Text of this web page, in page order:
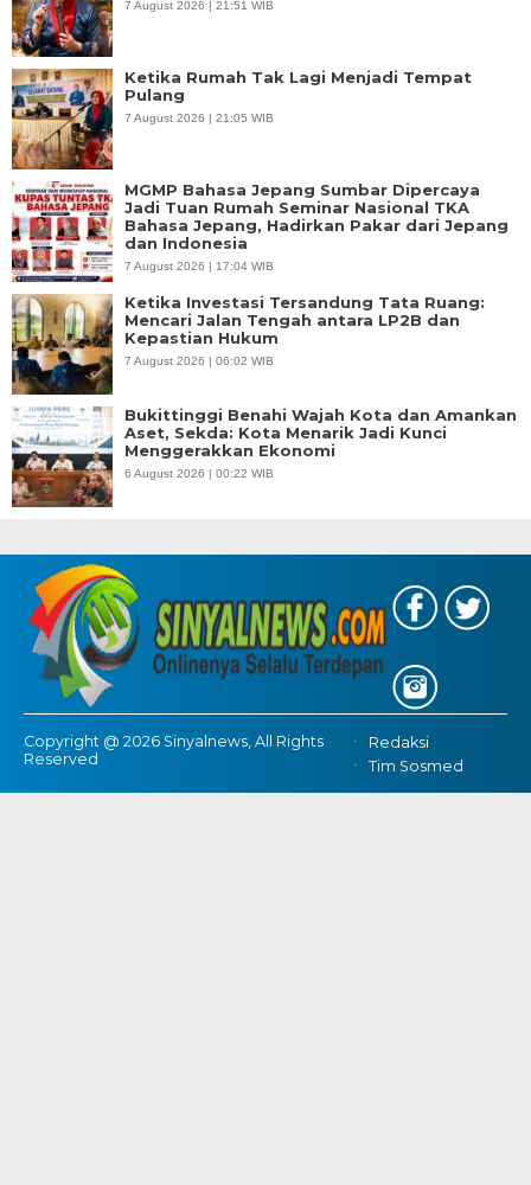
7 August 2026 | 21:05 WIB
Bahasa Jepang, Hadirkan Pakar dari Jepang
dan Indonesia
7 August 2026 | 17:04 WIB
Ketika Investasi Tersandung Tata Ruang:
Kepastian Hukum
7 August 2026 | 06:02 WIB
Menggerakkan Ekonomi
6 August 2026 | 00:22 WIB
Copyright @ 2026 Sinyalnews, All Rights
Redaksi